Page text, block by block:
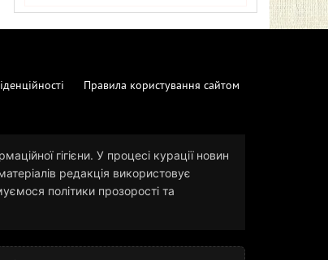
Правила користування сайтом
гігієни. У процесі курації новин
редакція використовує
політики прозорості та